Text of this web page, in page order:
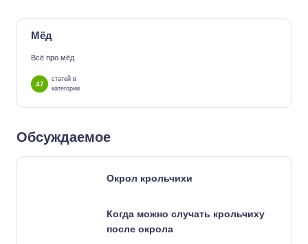
Мёд
Всё про мёд
47
статей в
категории
Обсуждаемое
Окрол крольчихи
Когда можно случать крольчиху
после окрола